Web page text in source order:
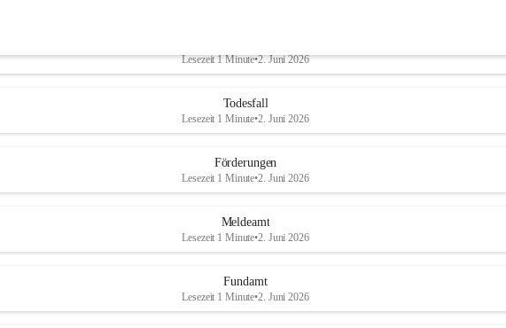
Lesezeit 1 Minute•2. Juni 2026
Todesfall
Lesezeit 1 Minute•2. Juni 2026
Förderungen
Lesezeit 1 Minute•2. Juni 2026
Meldeamt
Lesezeit 1 Minute•2. Juni 2026
Fundamt
Lesezeit 1 Minute•2. Juni 2026